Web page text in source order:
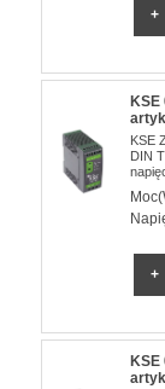
KSE
KSE
DIN
KSE